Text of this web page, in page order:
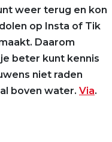
weer terug en kon
op Insta of Tik
Daarom
beter kunt kennis
niet raden
boven water. Via.